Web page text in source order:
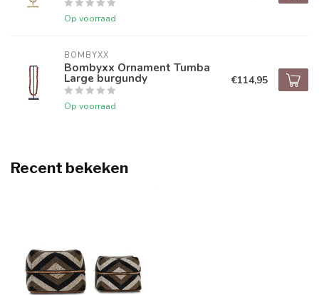
Op voorraad
BOMBYXX
Bombyxx Ornament Tumba
Large burgundy
Op voorraad
€114,95
Recent bekeken